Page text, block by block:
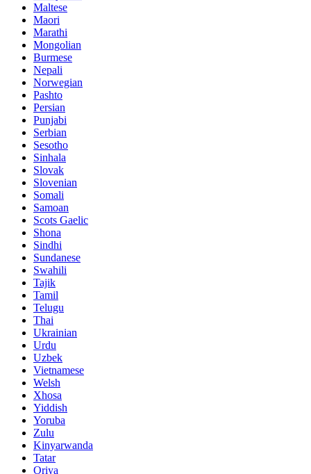
Maltese
Maori
Marathi
Mongolian
Burmese
Nepali
Norwegian
Pashto
Persian
Punjabi
Serbian
Sesotho
Sinhala
Slovak
Slovenian
Somali
Samoan
Scots Gaelic
Shona
Sindhi
Sundanese
Swahili
Tajik
Tamil
Telugu
Thai
Ukrainian
Urdu
Uzbek
Vietnamese
Welsh
Xhosa
Yiddish
Yoruba
Zulu
Kinyarwanda
Tatar
Oriya